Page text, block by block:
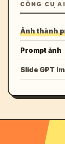
CÔNG CỤ AI
Ảnh thành
Prompt ảnh
Slide GPT